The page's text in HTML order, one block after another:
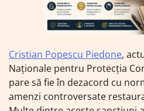
Cristian Popescu Piedone,
Naționale pentru Protecția
pare să fie în dezacord cu
amenzi controversate